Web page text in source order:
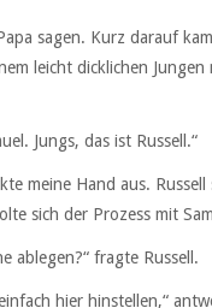
sagen. Kurz darauf
leicht dicklichen
Jungs, das ist Russell.“
meine Hand aus.
sich der Prozess mit
ablegen?“ fragte Russell.
hier hinstellen,“